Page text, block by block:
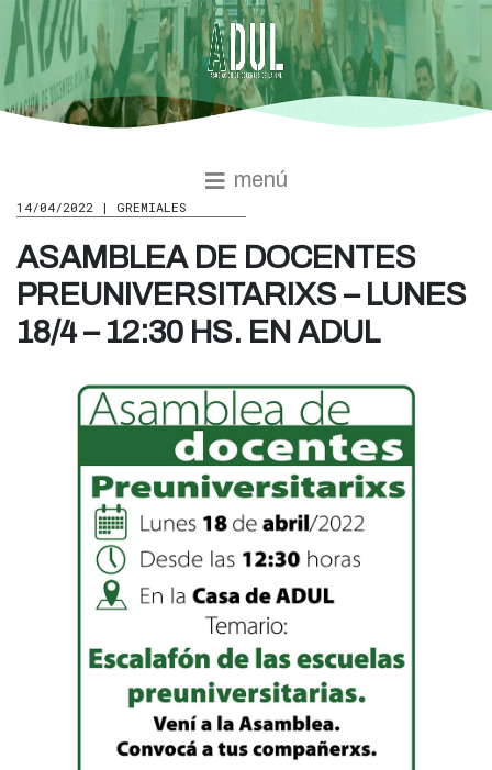
menú
14/04/2022 | GREMIALES
ASAMBLEA DE DOCENTES
PREUNIVERSITARIXS – LUNES
18/4 – 12:30 HS. EN ADUL